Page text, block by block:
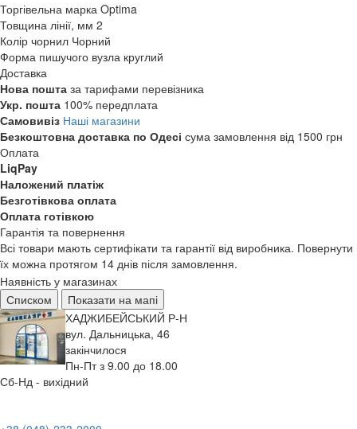
Торгівельна марка Optima
Товщина лінії, мм 2
Колір чорнил Чорний
Форма пишучого вузла круглий
Доставка
Нова пошта за тарифами перевізника
Укр. пошта 100% передплата
Самовивіз Наші магазини
Безкоштовна доставка по Одесі сума замовлення від 1500 грн
Оплата
LiqPay
Наложений платіж
Безготівкова оплата
Оплата готівкою
Гарантія та повернення
Всі товари мають сертифікати та гарантії від виробника. Повернути
їх можна протягом 14 днів після замовлення.
Наявність у магазинах
Списком
Показати на мапі
ХАДЖИБЕЙСЬКИЙ Р-Н
вул. Дальницька, 46
закінчилося
Пн-Пт з 9.00 до 18.00
Сб-Нд - вихідний